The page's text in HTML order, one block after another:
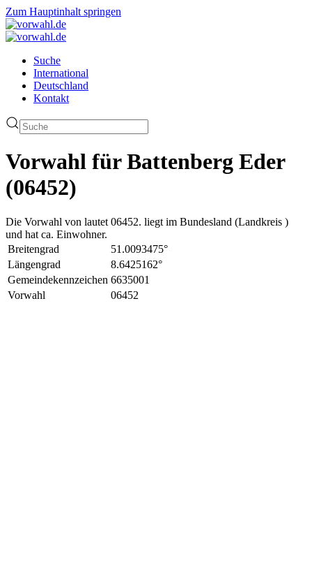
Zum Hauptinhalt springen
Suche
International
Deutschland
Kontakt
Vorwahl für Battenberg Eder
(06452)
Die Vorwahl von lautet 06452. liegt im Bundesland (Landkreis )
und hat ca. Einwohner.
Breitengrad
51.0093475°
Längengrad
8.6425162°
Gemeindekennzeichen 6635001
Vorwahl
06452